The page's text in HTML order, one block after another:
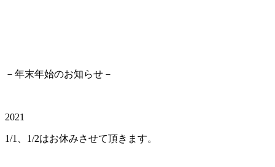
－年末年始のお知らせ－
2021
1/1、1/2はお休みさせて頂きます。